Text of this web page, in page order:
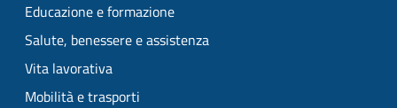
Educazione e formazione
Salute, benessere e assistenza
Vita lavorativa
Mobilità e trasporti